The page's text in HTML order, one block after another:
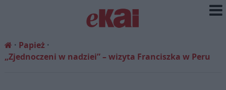
Papież
„Zjednoczeni w nadziei” – wizyta Franciszka w Peru